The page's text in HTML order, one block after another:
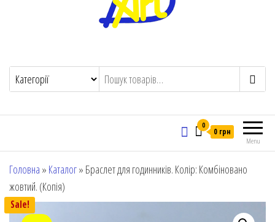
Menu
0
0 грн
Головна » Каталог» Браслет для годинників. Колір: Комбіновано
жовтий. (Копія)
Sale!